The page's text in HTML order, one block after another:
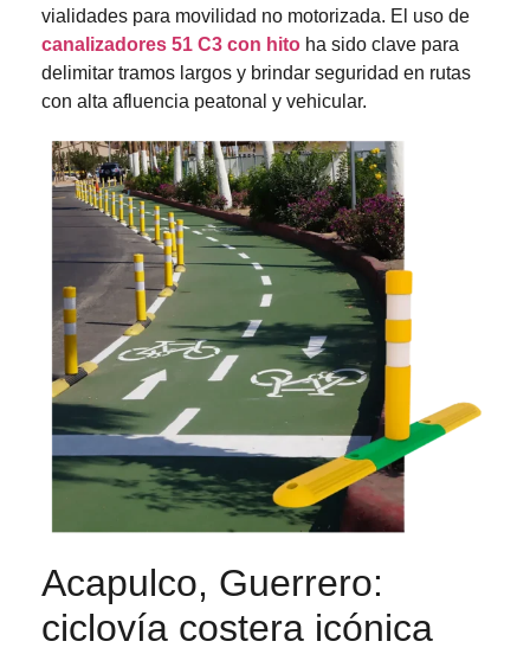
vialidades para movilidad no motorizada. El uso de
canalizadores 51 C3 con hito ha sido clave para
delimitar tramos largos y brindar seguridad en rutas
con alta afluencia peatonal y vehicular.
Acapulco, Guerrero:
ciclovía costera icónica